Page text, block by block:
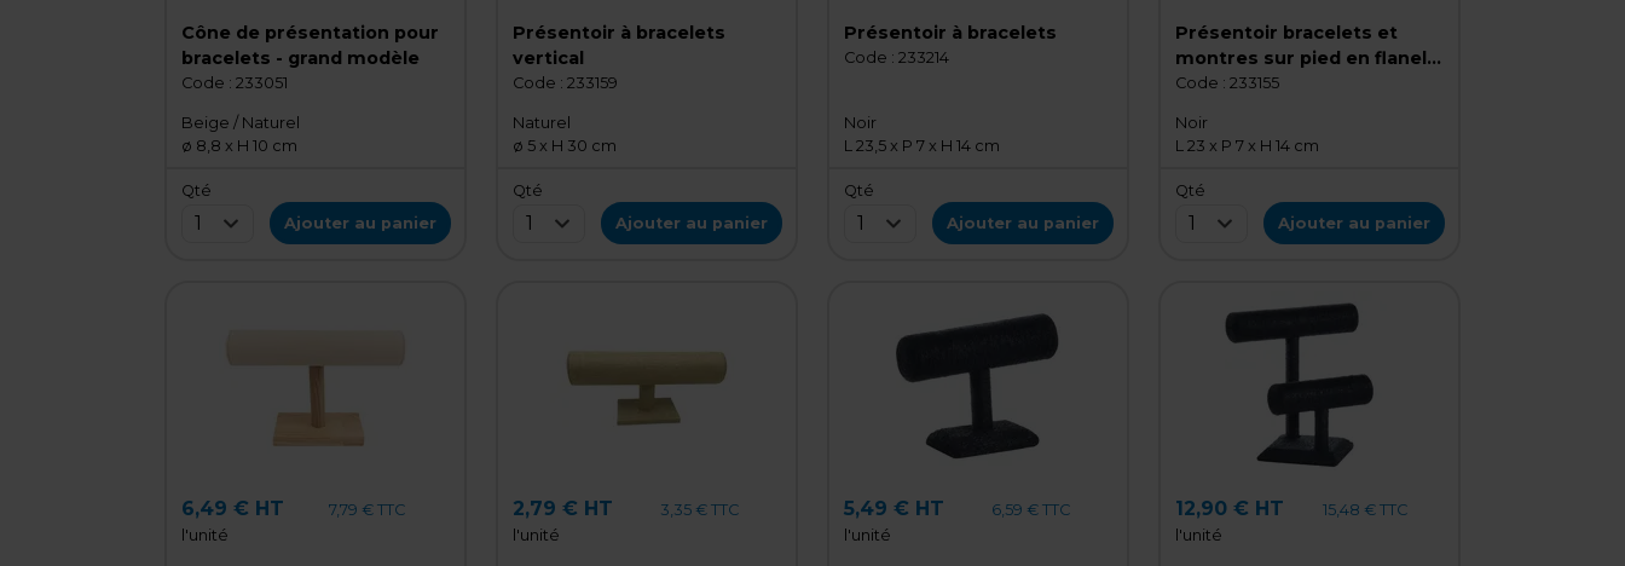
Cône de présentation pour
bracelets - grand modèle
Code : 233051
Beige / Naturel
ø 8,8 x H 10 cm
Qté
1 Ajouter au panier
Présentoir à bracelets
vertical
Code : 233159
Naturel
ø 5 x H 30 cm
Qté
1 Ajouter au panier
Présentoir à bracelets
Code : 233214
Noir
L 23,5 x P 7 x H 14 cm
Qté
1 Ajouter au panier
Présentoir bracelets et
montres sur pied en flanelle
Noir 23 x 7 x 14 cm - Support
montres
Code : 233155
Noir
L 23 x P 7 x H 14 cm
Qté
1 Ajouter au panier
6,49 € HT
7,79 € TTC
l'unité
2,79 € HT
3,35 € TTC
l'unité
5,49 € HT
6,59 € TTC
l'unité
12,90 € HT
15,48 € TTC
l'unité